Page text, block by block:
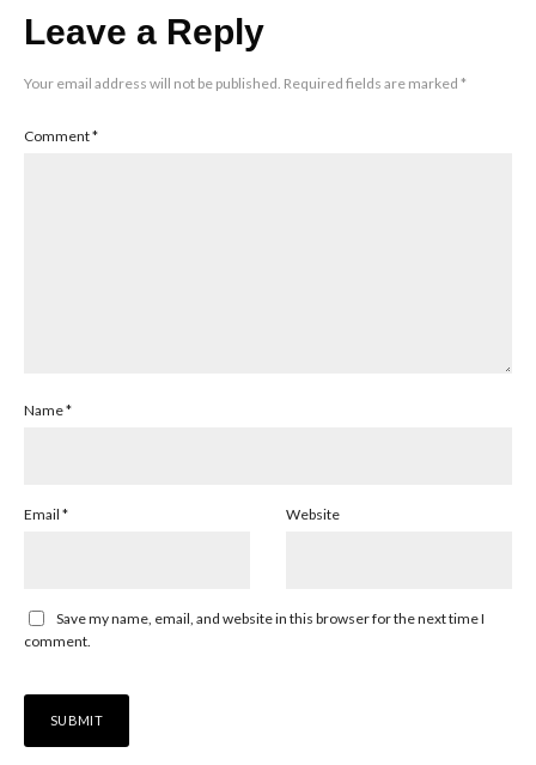
Leave a Reply
Your email address will not be published. Required fields are marked *
Comment*
Name*
Email * Website
Save my name, email, and website in this browser for the next time I
comment.